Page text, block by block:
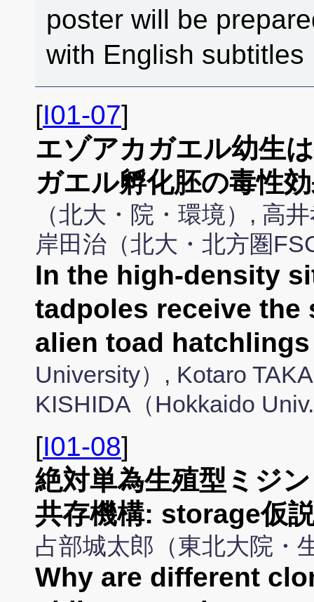
poster will be
with English subtitles
[I01-07]
エゾアカガエル幼生
ガエル孵化胚の毒性
（北大・院・環境）, 高
岸田治（北大・北方圏
In the high-density
tadpoles receive
alien toad hatchlings
University）, Kotaro
KISHIDA（Hokkaido
[I01-08]
絶対単為生殖型ミジ
共存機構: storage仮
占部城太郎（東北大院・
Why are different